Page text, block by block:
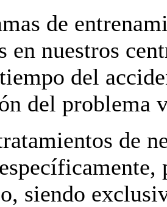
de
en nuestros
del
del problema
de
siendo